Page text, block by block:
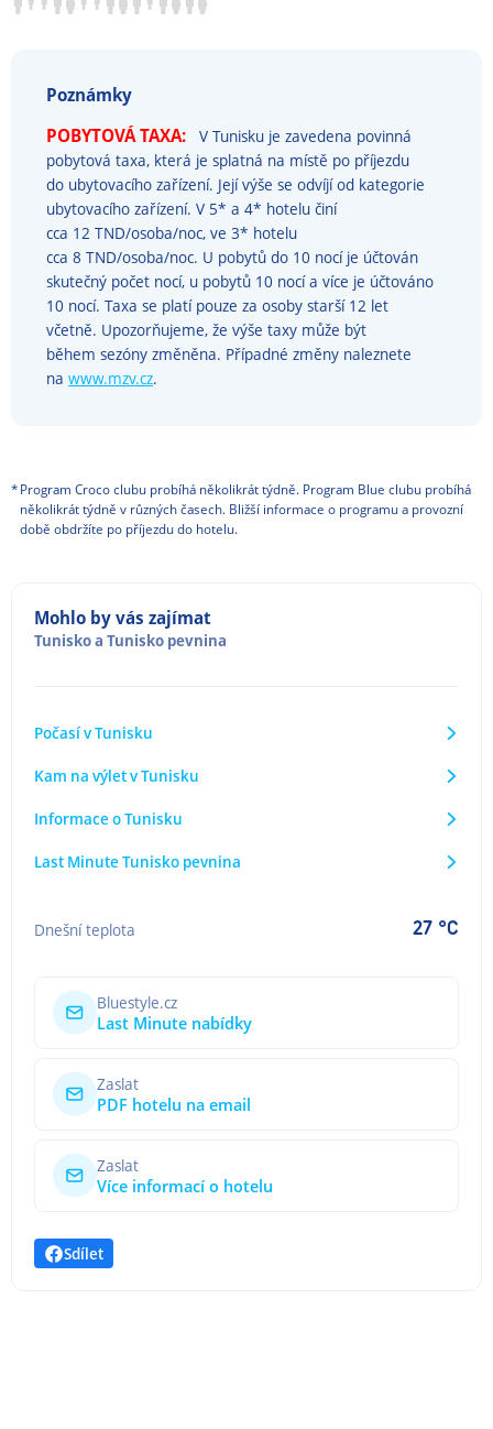
Poznámky
POBYTOVÁ TAXA:
V Tunisku je zavedena povinná
pobytová taxa, která je splatná na místě po příjezdu
do ubytovacího zařízení. Její výše se odvíjí od kategorie
ubytovacího zařízení. V 5* a 4* hotelu činí
cca 12 TND/osoba/noc, ve 3* hotelu
cca 8 TND/osoba/noc. U pobytů do 10 nocí je účtován
skutečný počet nocí, u pobytů 10 nocí a více je účtováno
10 nocí. Taxa se platí pouze za osoby starší 12 let
včetně. Upozorňujeme, že výše taxy může být
během sezóny změněna. Případné změny naleznete
na www.mzv.cz.
*Program Croco clubu probíhá několikrát týdně. Program Blue clubu probíhá
několikrát týdně v různých časech. Bližší informace o programu a provozní
době obdržíte po příjezdu do hotelu.
Mohlo by vás zajímat
Tuniskoa Tunisko pevnina
Počasí v Tunisku
Kam na výlet v Tunisku
Informace o Tunisku
Last Minute Tunisko pevnina
Dnešní teplota 27 °C
Bluestyle.cz
Last Minute nabídky
Zaslat
PDF hotelu na email
Zaslat
Více informací o hotelu
Sdílet